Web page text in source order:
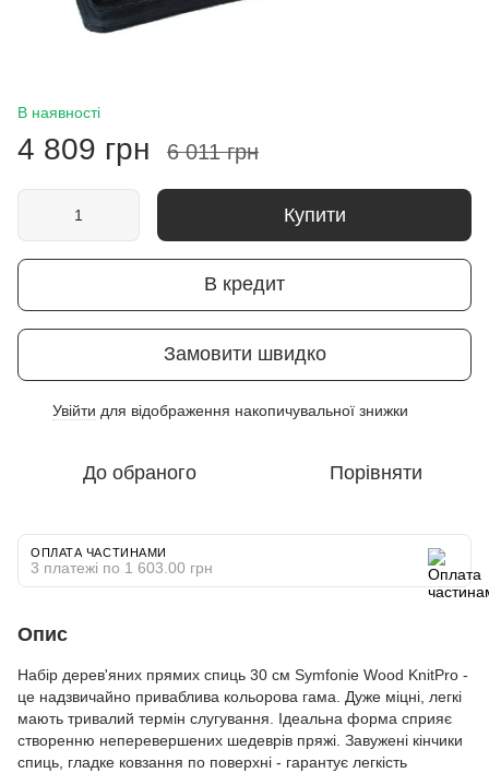
В наявності
4 809 грн 6 011 грн
Купити
В кредит
Замовити швидко
Увійти для відображення накопичувальної знижки
До обраного Порівняти
ОПЛАТА ЧАСТИНАМИ
3 платежі по 1 603.00 грн
Опис
Набір дерев'яних прямих спиць 30 см Symfonie Wood KnitPro -
це надзвичайно приваблива кольорова гама. Дуже міцні, легкі
мають тривалий термін слугування. Ідеальна форма сприяє
створенню неперевершених шедеврів пряжі. Завужені кінчики
спиць, гладке ковзання по поверхні - гарантує легкість